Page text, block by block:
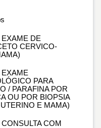
EXAME DE
CERVICO-
EXAME
PARA
/ PARAFINA POR
OU POR BIOPSIA
E MAMA)
COM